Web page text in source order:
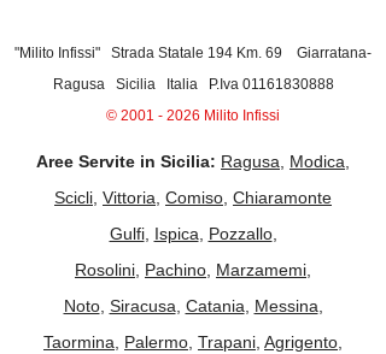
"Milito Infissi" Strada Statale 194 Km. 69 Giarratana-
Ragusa Sicilia Italia P.Iva 01161830888
© 2001 - 2026 Milito Infissi
Aree Servite in Sicilia: Ragusa, Modica,
Scicli, Vittoria, Comiso, Chiaramonte
Gulfi, Ispica, Pozzallo,
Rosolini, Pachino, Marzamemi,
Noto, Siracusa, Catania, Messina,
Taormina, Palermo, Trapani, Agrigento,